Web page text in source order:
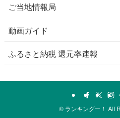
ご当地情報局
動画ガイド
ふるさと納税 還元率速報
© ランキングー！ All